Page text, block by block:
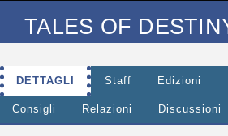
TALES OF
DETTAGLI Staff Edizioni
Consigli Relazioni Discussioni